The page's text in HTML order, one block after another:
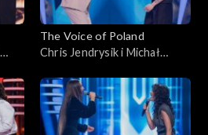
The Voice of Poland
Chris Jendrysik i Michał
in the Mirror”; „The Voice of
Poland”, Bitwy, 18
października 2025